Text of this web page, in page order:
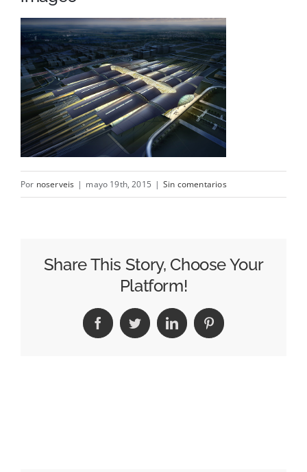
Cama
Baño
Contacto
Por noserveis | mayo 19th, 2015 | Sin comentarios
Share This Story, Choose Your
Platform!
FacebookTwitterLinkedInPinterest